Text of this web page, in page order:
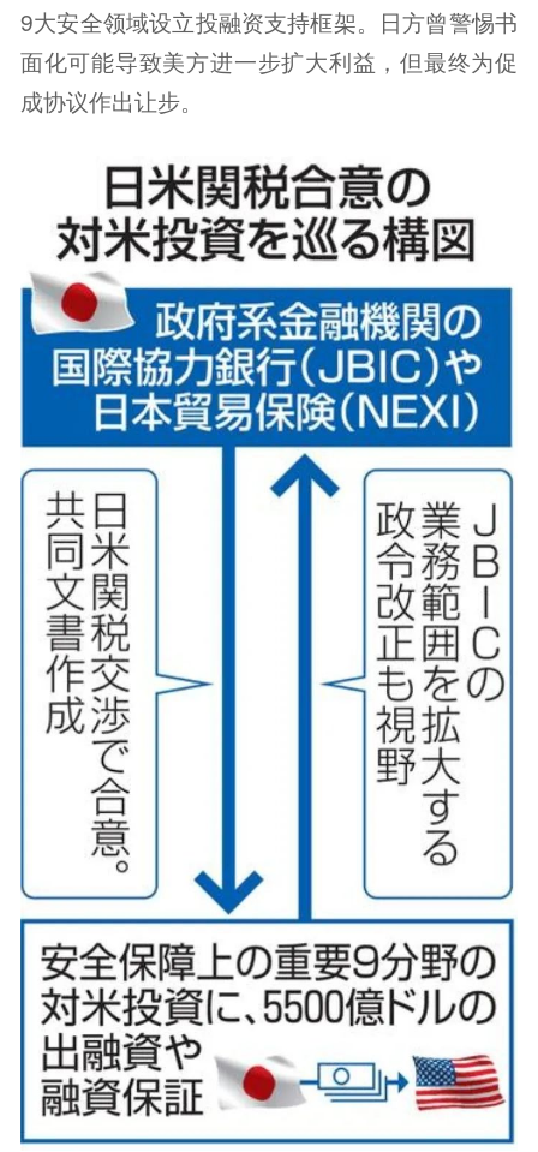
9大安全领域设立投融资支持框架。日方曾警惕书
面化可能导致美方进一步扩大利益，但最终为促
成协议作出让步。